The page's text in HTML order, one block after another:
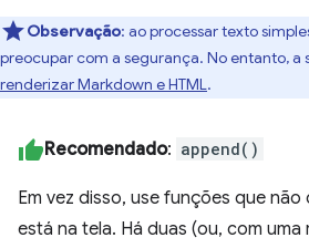
Observação: ao processar texto
preocupar com a segurança. No entanto,
renderizar Markdown e HTML.
Recomendado: append()
Em vez disso, use funções que
está na tela. Há duas (ou, com uma